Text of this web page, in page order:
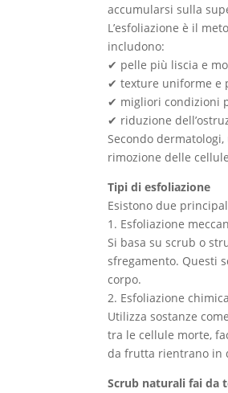
accumularsi sulla
L’esfoliazione è il
includono:
✔ pelle più liscia e
✔ texture uniforme e
✔ migliori condizioni
✔ riduzione
Secondo
rimozione delle
Tipi di esfoliazione
Esistono due
1. Esfoliazione
Si basa su scrub o
sfregamento. Questi
corpo.
2. Esfoliazione chimica
Utilizza sostanze
tra le cellule morte,
da frutta rientrano in
Scrub naturali fai da